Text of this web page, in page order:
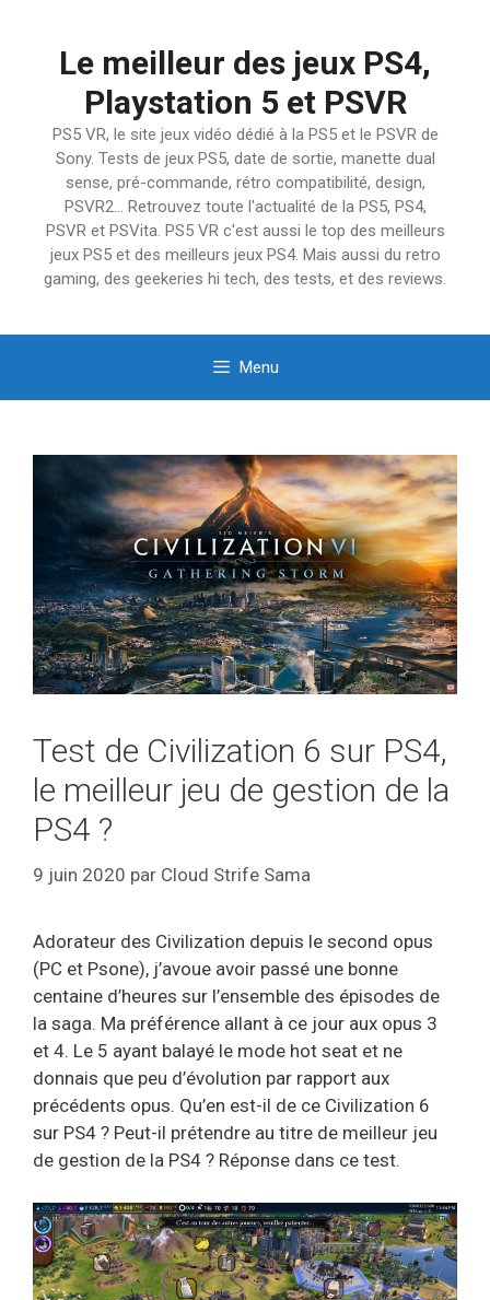
Le meilleur des jeux PS4,
Playstation 5 et PSVR
PS5 VR, le site jeux vidéo dédié à la PS5 et le PSVR de
Sony. Tests de jeux PS5, date de sortie, manette dual
sense, pré-commande, rétro compatibilité, design,
PSVR2… Retrouvez toute l'actualité de la PS5, PS4,
PSVR et PSVita. PS5 VR c'est aussi le top des meilleurs
jeux PS5 et des meilleurs jeux PS4. Mais aussi du retro
gaming, des geekeries hi tech, des tests, et des reviews.
Menu
Test de Civilization 6 sur PS4,
le meilleur jeu de gestion de la
PS4 ?
9 juin 2020 par Cloud Strife Sama
Adorateur des Civilization depuis le second opus
(PC et Psone), j’avoue avoir passé une bonne
centaine d’heures sur l’ensemble des épisodes de
la saga. Ma préférence allant à ce jour aux opus 3
et 4. Le 5 ayant balayé le mode hot seat et ne
donnais que peu d’évolution par rapport aux
précédents opus. Qu’en est-il de ce Civilization 6
sur PS4 ? Peut-il prétendre au titre de meilleur jeu
de gestion de la PS4 ? Réponse dans ce test.